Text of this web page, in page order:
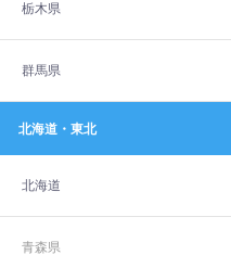
栃木県
群馬県
北海道・東北
北海道
青森県